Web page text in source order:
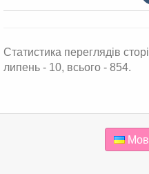
Статистика переглядів
липень - 10, всього - 854.